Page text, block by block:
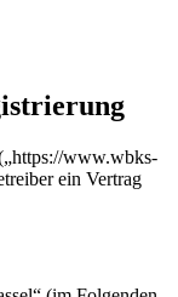
www.wbks-
ein Vertrag